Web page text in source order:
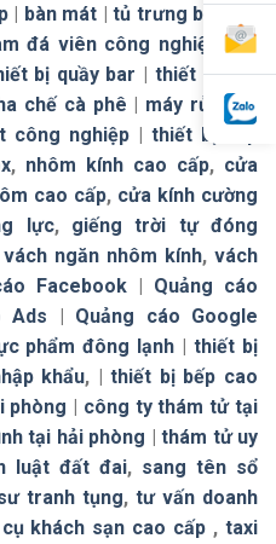
| bàn mát | tủ trưng bày
đá viên công nghiệp |tủ
bị quầy bar | thiết bị chế
chế cà phê | máy rửa bát
công nghiệp | thiết bị bếp
, nhôm kính cao cấp, cửa
cao cấp, cửa kính cường
lực, giếng trời tự đóng
vách ngăn nhôm kính,vách
Facebook | Quảng cáo
Ads | Quảng cáo Google
phẩm đông lạnh |thiết bị
khẩu, |thiết bị bếp cao
phòng | công ty thám tử tại
tại hải phòng |thám tử uy
luật đất đai, sang tên sổ
tranh tụng,tư vấn doanh
khách sạn cao cấp ,taxi